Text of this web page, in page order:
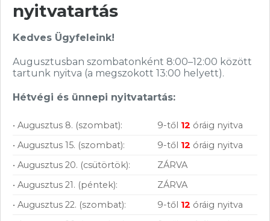
Nagy raktárkészlet
Garanciavállalás
Hűségprogram
50 000 Ft felett ingyenes szállítás
Szolgáltatásaink vállalkozásoknak
nyitvatartás
Kedves Ügyfeleink!
Augusztusban szombatonként 8:00–12:00 között
tartunk nyitva (a megszokott 13:00 helyett).
Hétvégi és ünnepi nyitvatartás:
• Augusztus 8. (szombat): 9-től 12 óráig nyitva
• Augusztus 15. (szombat):
9-től 12 óráig nyitva
• Augusztus 20. (csütörtök):
ZÁRVA
• Augusztus 21. (péntek):
ZÁRVA
• Augusztus 22. (szombat):
9-től 12 óráig nyitva